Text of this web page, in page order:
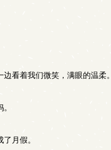
看着我们微笑，满眼的温柔。
月假。